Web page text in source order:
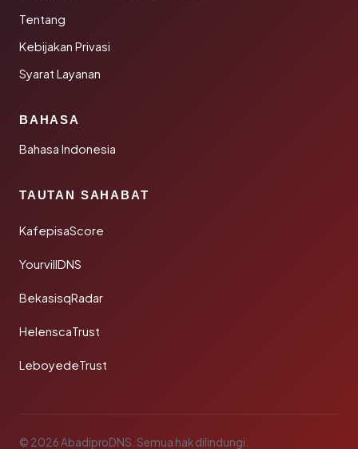
Tentang
Kebijakan Privasi
Syarat Layanan
BAHASA
Bahasa Indonesia
TAUTAN SAHABAT
KafepisaScore
YourvillDNS
BekasisqRadar
HelenscaTrust
LeboyedeTrust
© 2026 AbadiproDNS. Semua hak dilindungi.